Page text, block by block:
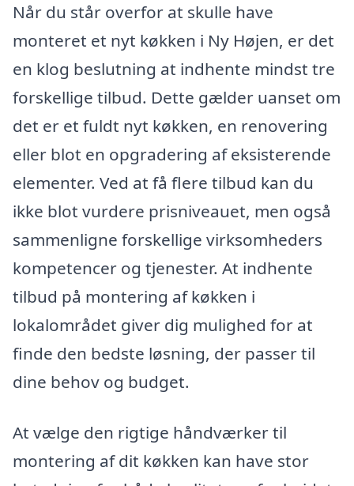
Når du står overfor at skulle have
monteret et nyt køkken i Ny Højen, er det
en klog beslutning at indhente mindst tre
forskellige tilbud. Dette gælder uanset om
det er et fuldt nyt køkken, en renovering
eller blot en opgradering af eksisterende
elementer. Ved at få flere tilbud kan du
ikke blot vurdere prisniveauet, men også
sammenligne forskellige virksomheders
kompetencer og tjenester. At indhente
tilbud på montering af køkken i
lokalområdet giver dig mulighed for at
finde den bedste løsning, der passer til
dine behov og budget.
At vælge den rigtige håndværker til
montering af dit køkken kan have stor